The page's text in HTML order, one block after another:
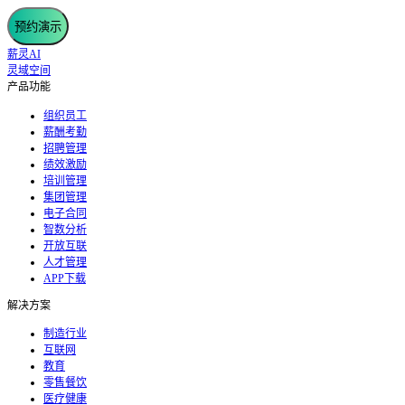
预约演示
薪灵AI
灵域空间
产品功能
组织员工
薪酬考勤
招聘管理
绩效激励
培训管理
集团管理
电子合同
智数分析
开放互联
人才管理
APP下载
解决方案
制造行业
互联网
教育
零售餐饮
医疗健康